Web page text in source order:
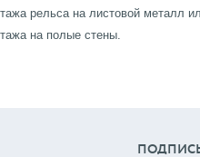
рельса на листовой металл
на полые стены.